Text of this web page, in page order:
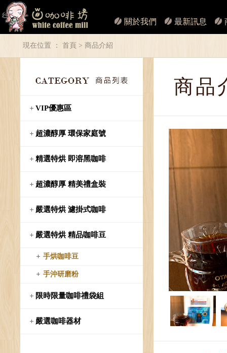
最新訊息
關於我們
現在位置 ： 首頁 > 商品介紹
VIP優惠區
超濃醇厚 環保家庭號
精選特烘 即溶黑咖啡
超濃醇厚 精美禮盒裝
嚴選特烘 濾掛式咖啡
嚴選特烘 精品咖啡豆
手烘咖啡豆
手沖研磨粉
限時限量咖啡禮袋組
嚴選咖啡器材
商品